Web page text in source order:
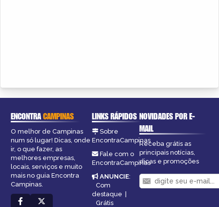
ENCONTRACAMPINAS
O melhor de Campinas
num só lugar! Dicas, onde
ir, o que fazer, as
melhores empresas,
locais, serviços e muito
mais no guia Encontra
Campinas.
LINKS RÁPIDOS
Sobre
EncontraCampinas
Fale com o
EncontraCampinas
ANUNCIE:
Com
destaque |
Grátis
NOVIDADES POR E-
MAIL
Receba grátis as
principais notícias,
dicas e promoções